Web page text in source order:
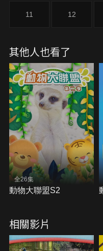
11 12
其他人也看了
全26集
動物大聯盟S2
相關影片